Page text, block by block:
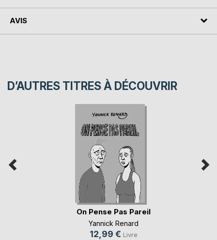
AVIS
D’AUTRES TITRES À DÉCOUVRIR
On Pense Pas Pareil
Yannick Renard
12,99 € Livre